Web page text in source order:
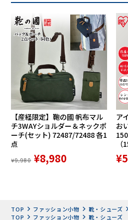
【産経限定】鞄の國 帆布マル
チ3WAYショルダー＆ネックポ
ーチ(セット) 72487/72488 各1
点
¥9,980 ¥8,980
ア
お
TOP ファッション小物 靴・シューズ
TOP
ファッション小物
靴・シューズ